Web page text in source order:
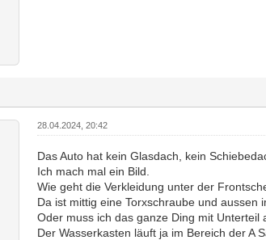
28.04.2024, 20:42
Das Auto hat kein Glasdach, kein
Ich mach mal ein Bild.
Wie geht die Verkleidung unter der
Da ist mittig eine Torxschraube und aussen
Oder muss ich das ganze Ding mit Unterteil
Der Wasserkasten läuft ja im Bereich der A